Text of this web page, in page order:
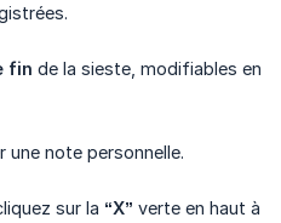
fin de la sieste, modifiables en
une note personnelle.
sur la “X” verte en haut à